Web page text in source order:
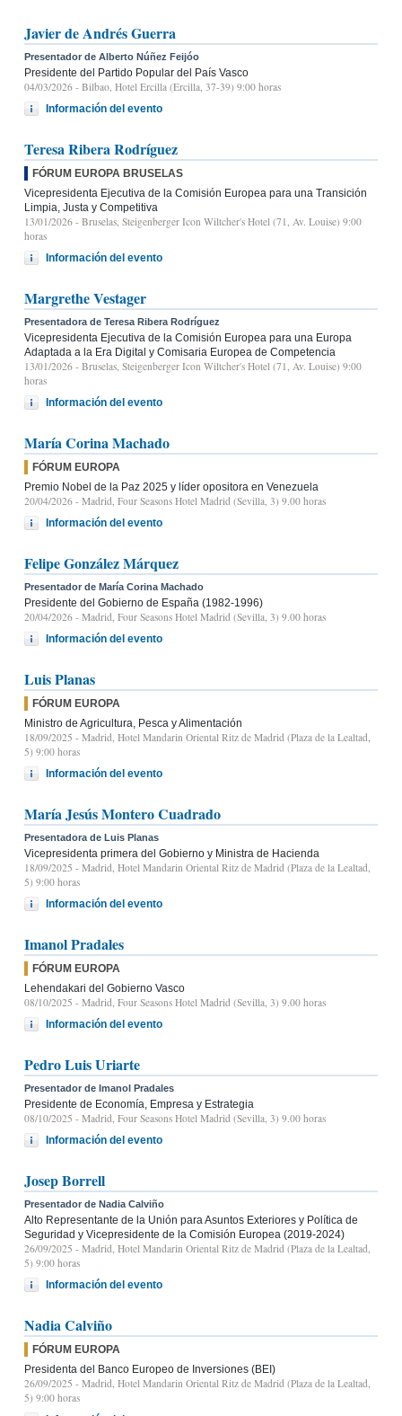
Javier de Andrés Guerra
Presentador de Alberto Núñez Feijóo
Presidente del Partido Popular del País Vasco
04/03/2026 - Bilbao, Hotel Ercilla (Ercilla, 37-39) 9:00 horas
Información del evento
Teresa Ribera Rodríguez
FÓRUM EUROPA BRUSELAS
Vicepresidenta Ejecutiva de la Comisión Europea para una Transición
Limpia, Justa y Competitiva
13/01/2026 - Bruselas, Steigenberger Icon Wiltcher's Hotel (71, Av. Louise) 9:00
horas
Información del evento
Margrethe Vestager
Presentadora de Teresa Ribera Rodríguez
Vicepresidenta Ejecutiva de la Comisión Europea para una Europa
Adaptada a la Era Digital y Comisaria Europea de Competencia
13/01/2026 - Bruselas, Steigenberger Icon Wiltcher's Hotel (71, Av. Louise) 9:00
horas
Información del evento
María Corina Machado
FÓRUM EUROPA
Premio Nobel de la Paz 2025 y líder opositora en Venezuela
20/04/2026 - Madrid, Four Seasons Hotel Madrid (Sevilla, 3) 9.00 horas
Información del evento
Felipe González Márquez
Presentador de María Corina Machado
Presidente del Gobierno de España (1982-1996)
20/04/2026 - Madrid, Four Seasons Hotel Madrid (Sevilla, 3) 9.00 horas
Información del evento
Luis Planas
FÓRUM EUROPA
Ministro de Agricultura, Pesca y Alimentación
18/09/2025 - Madrid, Hotel Mandarin Oriental Ritz de Madrid (Plaza de la Lealtad,
5) 9:00 horas
Información del evento
María Jesús Montero Cuadrado
Presentadora de Luis Planas
Vicepresidenta primera del Gobierno y Ministra de Hacienda
18/09/2025 - Madrid, Hotel Mandarin Oriental Ritz de Madrid (Plaza de la Lealtad,
5) 9:00 horas
Información del evento
Imanol Pradales
FÓRUM EUROPA
Lehendakari del Gobierno Vasco
08/10/2025 - Madrid, Four Seasons Hotel Madrid (Sevilla, 3) 9.00 horas
Información del evento
Pedro Luis Uriarte
Presentador de Imanol Pradales
Presidente de Economía, Empresa y Estrategia
08/10/2025 - Madrid, Four Seasons Hotel Madrid (Sevilla, 3) 9.00 horas
Información del evento
Josep Borrell
Presentador de Nadia Calviño
Alto Representante de la Unión para Asuntos Exteriores y Política de
Seguridad y Vicepresidente de la Comisión Europea (2019-2024)
26/09/2025 - Madrid, Hotel Mandarin Oriental Ritz de Madrid (Plaza de la Lealtad,
5) 9:00 horas
Información del evento
Nadia Calviño
FÓRUM EUROPA
Presidenta del Banco Europeo de Inversiones (BEI)
26/09/2025 - Madrid, Hotel Mandarin Oriental Ritz de Madrid (Plaza de la Lealtad,
5) 9:00 horas